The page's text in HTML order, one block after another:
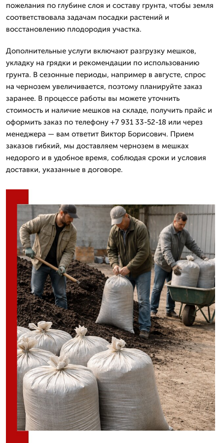
пожелания по глубине слоя и составу грунта, чтобы земля
соответствовала задачам посадки растений и
восстановлению плодородия участка.
Дополнительные услуги включают разгрузку мешков,
укладку на грядки и рекомендации по использованию
грунта. В сезонные периоды, например в августе, спрос
на чернозем увеличивается, поэтому планируйте заказ
заранее. В процессе работы вы можете уточнить
стоимость и наличие мешков на складе, получить прайс и
оформить заказ по телефону +7 931 33-52-18 или через
менеджера — вам ответит Виктор Борисович. Прием
заказов гибкий, мы доставляем чернозем в мешках
недорого и в удобное время, соблюдая сроки и условия
доставки, указанные в договоре.